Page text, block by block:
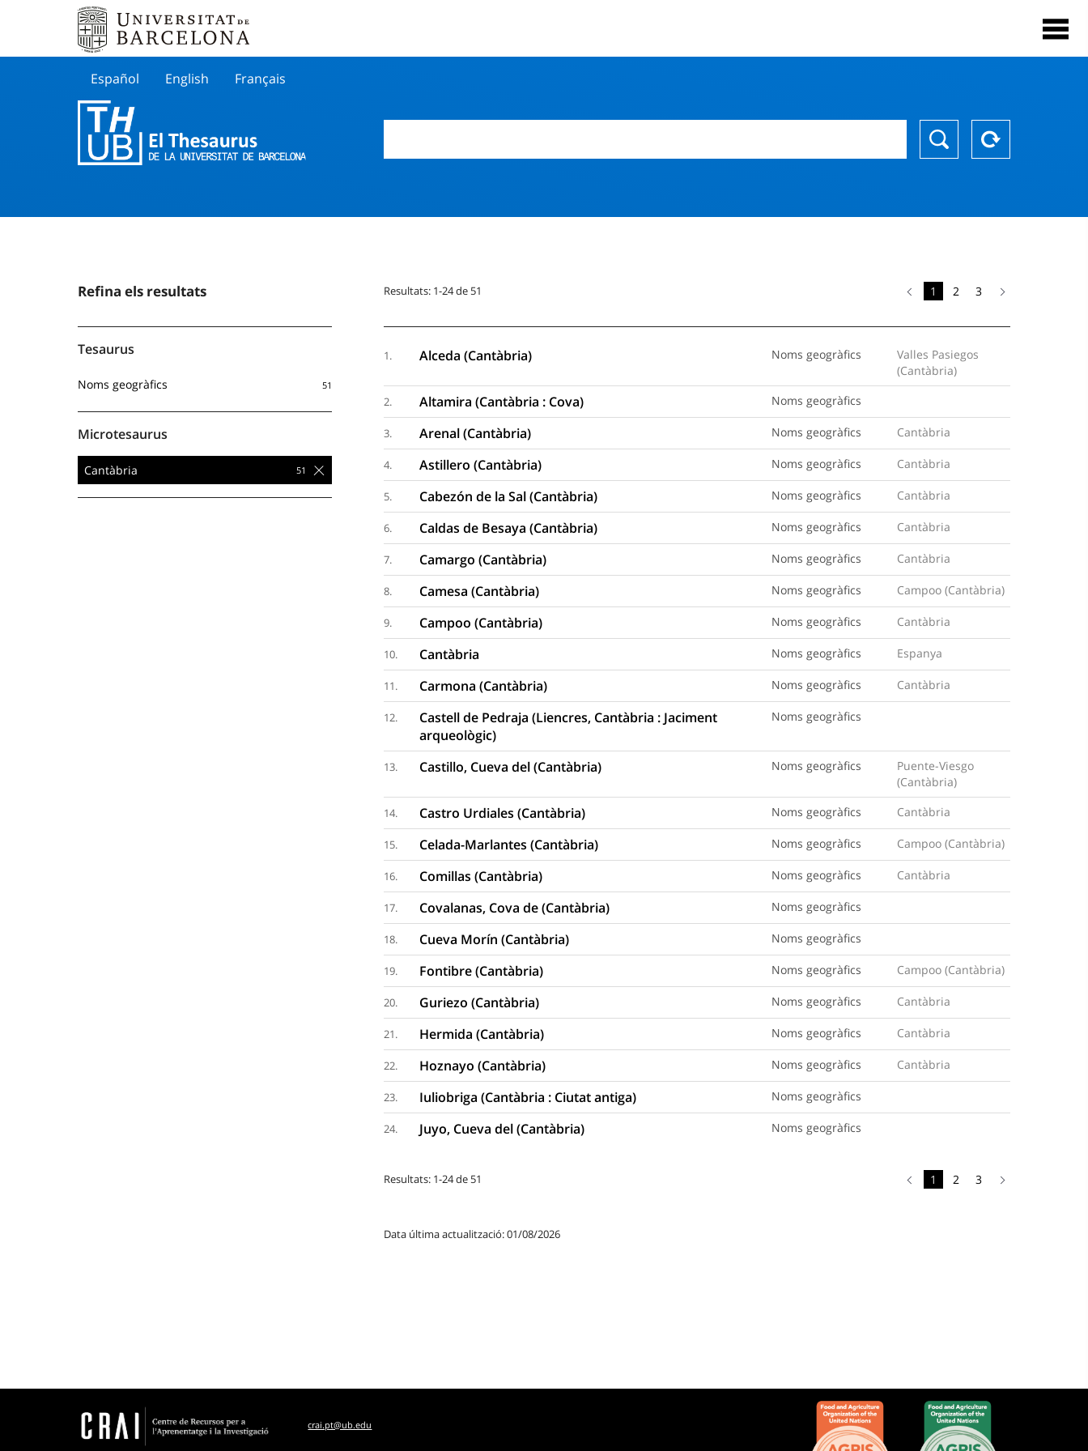
Español English Français
Refina els resultats
Tesaurus
Noms geogràfics
Microtesaurus
Cantàbria
Resultats: 1-24 de 51 1 2 3
1. Alceda (Cantàbria) Noms geogràfics
Valles Pasiegos
(Cantàbria)
2. Altamira (Cantàbria : Cova) Noms geogràfics
3. Arenal (Cantàbria) Noms geogràfics Cantàbria
4. Astillero (Cantàbria) Noms geogràfics Cantàbria
5. Cabezón de la Sal (Cantàbria) Noms geogràfics Cantàbria
6. Caldas de Besaya (Cantàbria) Noms geogràfics Cantàbria
7. Camargo (Cantàbria) Noms geogràfics Cantàbria
8. Camesa (Cantàbria) Noms geogràfics Campoo (Cantàbria)
9. Campoo (Cantàbria) Noms geogràfics Cantàbria
10. Cantàbria Noms geogràfics Espanya
11. Carmona (Cantàbria) Noms geogràfics Cantàbria
12.
Castell de Pedraja (Liencres, Cantàbria : Jaciment
arqueològic)
Noms geogràfics
13. Castillo, Cueva del (Cantàbria) Noms geogràfics
Puente-Viesgo
(Cantàbria)
14. Castro Urdiales (Cantàbria) Noms geogràfics Cantàbria
15. Celada-Marlantes (Cantàbria) Noms geogràfics Campoo (Cantàbria)
16. Comillas (Cantàbria) Noms geogràfics Cantàbria
17. Covalanas, Cova de (Cantàbria) Noms geogràfics
18. Cueva Morín (Cantàbria) Noms geogràfics
19. Fontibre (Cantàbria) Noms geogràfics Campoo (Cantàbria)
20. Guriezo (Cantàbria) Noms geogràfics Cantàbria
21. Hermida (Cantàbria) Noms geogràfics Cantàbria
22. Hoznayo (Cantàbria) Noms geogràfics Cantàbria
23. Iuliobriga (Cantàbria : Ciutat antiga) Noms geogràfics
24. Juyo, Cueva del (Cantàbria) Noms geogràfics
Resultats: 1-24 de 51 1 2 3
Data última actualització: 01/08/2026
crai.pt@ub.edu